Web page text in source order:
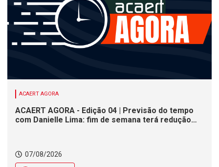
ACAERT AGORA
ACAERT AGORA - Edição 04 | Previsão do tempo
com Danielle Lima: fim de semana terá redução
07/08/2026